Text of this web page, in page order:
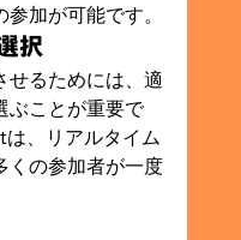
加が可能です。
択
せるためには、適
ぶことが重要で
、リアルタイム
くの参加者が一度